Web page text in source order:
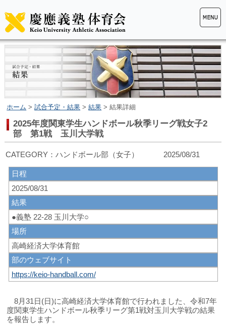
ホーム >試合予定・結果 >結果 > 結果詳細
2025年度関東学生ハンドボール秋季リーグ戦女子2
部 第1戦 玉川大学戦
CATEGORY：ハンドボール部（女子） 2025/08/31
日程
2025/08/31
結果
●義塾 22-28 玉川大学○
場所
高崎経済大学体育館
部のウェブサイト
https://keio-handball.com/
8月31日(日)に高崎経済大学体育館で行われました、令和7年
度関東学生ハンドボール秋季リーグ第1戦対玉川大学戦の結果
を報告します。